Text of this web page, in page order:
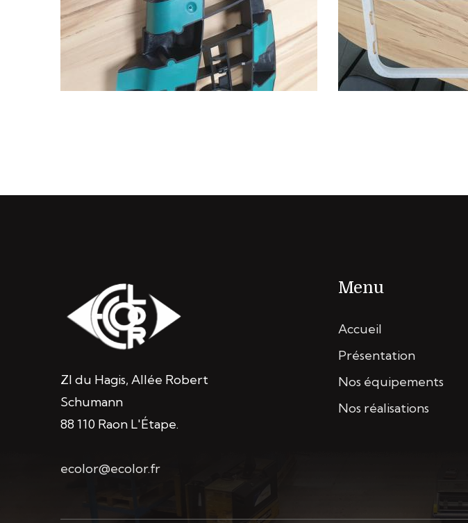
ZI du Hagis, Allée Robert
Schumann
88 110 Raon L'Étape.
ecolor@ecolor.fr
Menu
Accueil
Présentation
Nos équipements
Nos réalisations